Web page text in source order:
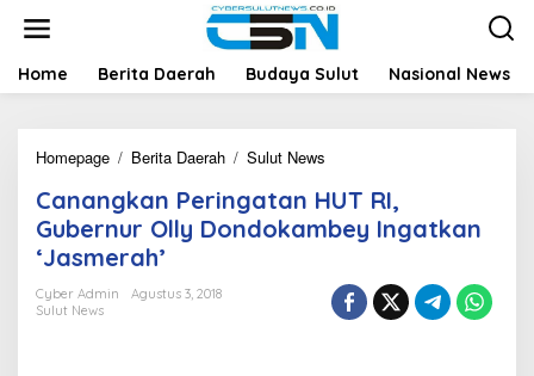
t
Home Berita Daerah Budaya Sulut Nasional News
Homepage / Berita Daerah / Sulut News
n
a
n
a
Canangkan Peringatan HUT RI,
Gubernur Olly Dondokambey Ingatkan
‘Jasmerah’
Cyber Admin
Agustus 3, 2018
Sulut News